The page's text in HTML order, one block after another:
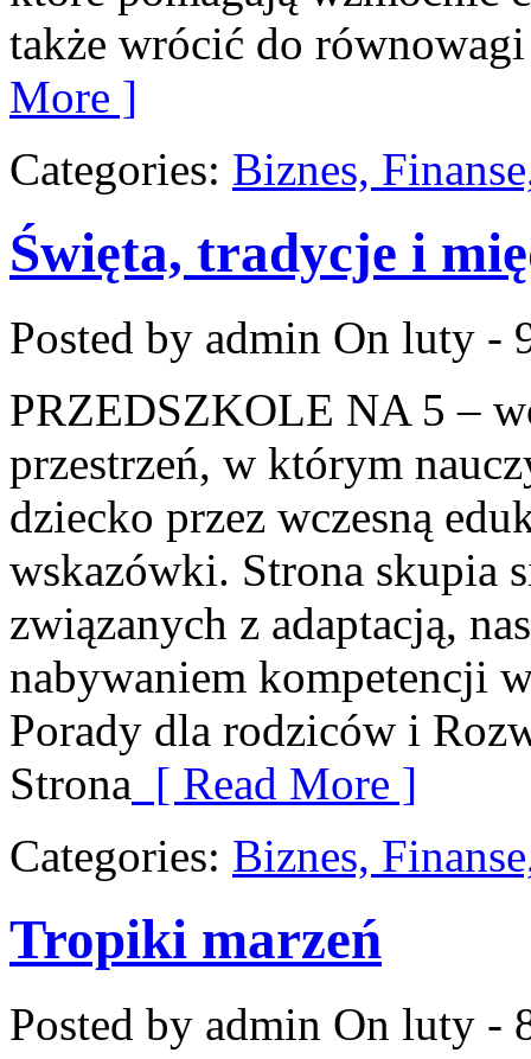
także wrócić do
More ]
Categories: Biznes,
Święta, tradycje i
Posted by admin On luty -
PRZEDSZKOLE NA 5 –
przestrzeń, w którym
dziecko przez wczesną
wskazówki. Strona skupia
związanych z adaptacją,
nabywaniem kompetencji
Porady dla rodziców i
Strona [ Read More ]
Categories: Biznes,
Tropiki marzeń
Posted by admin On luty -